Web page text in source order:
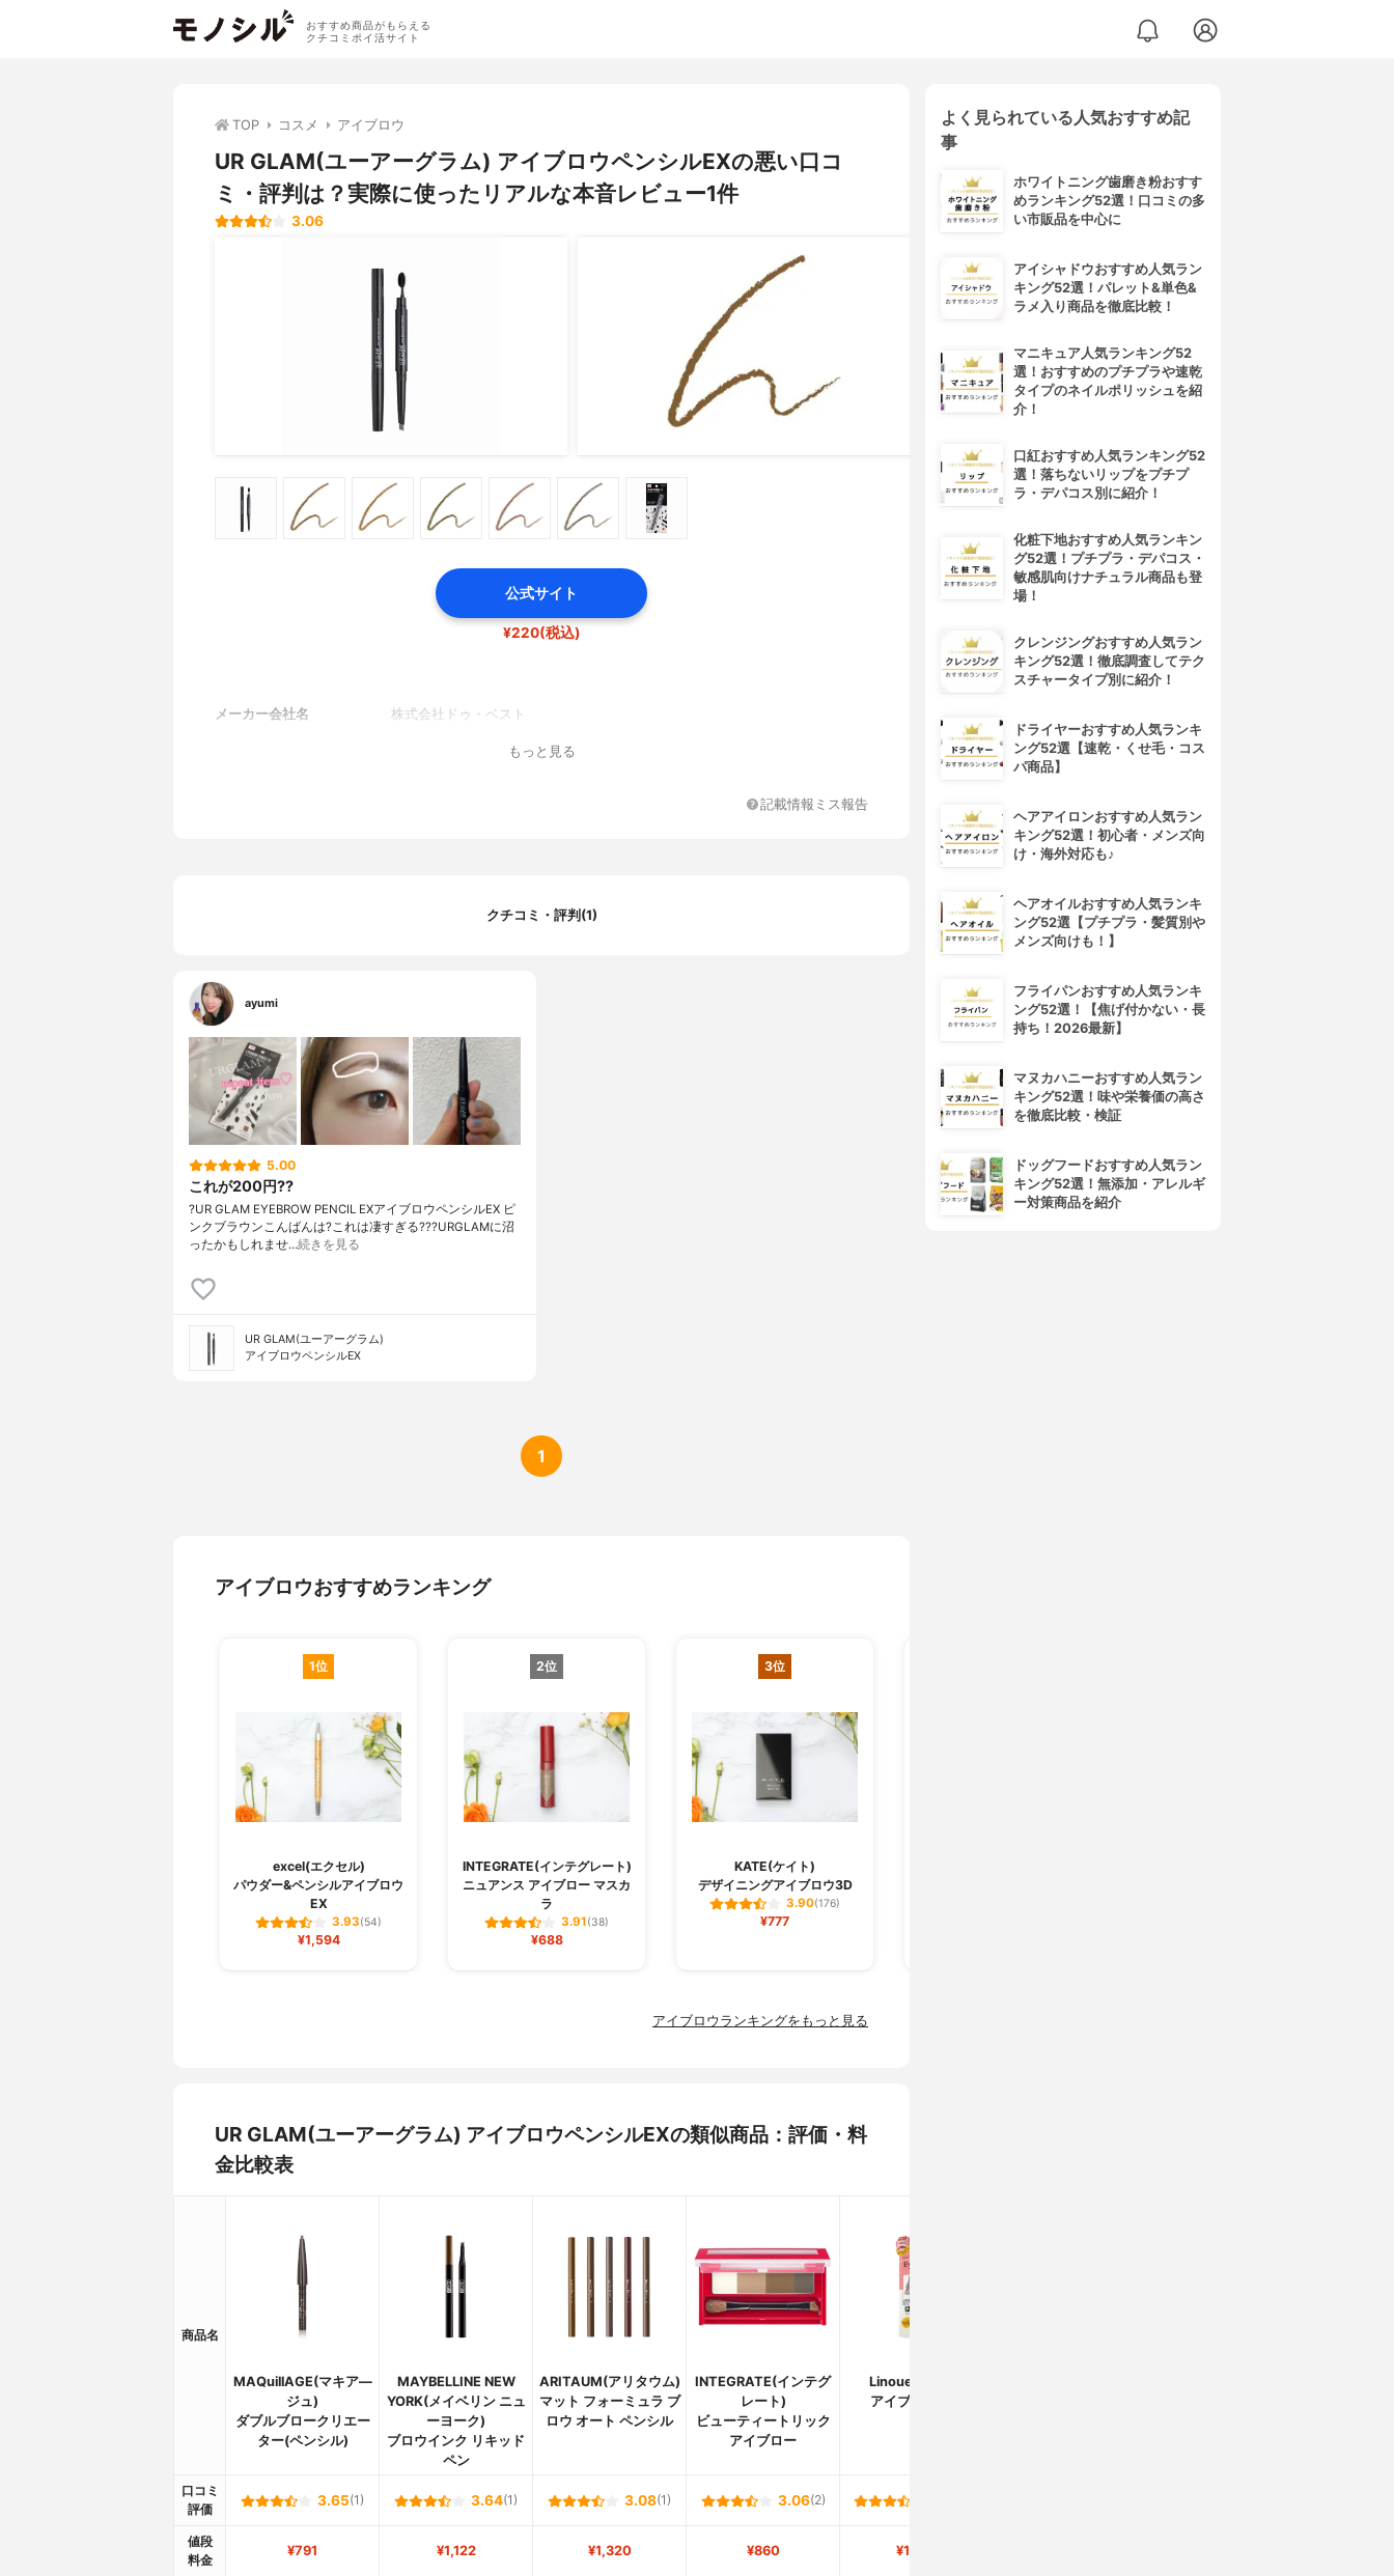
おすすめ商品がもらえる
クチコミポイ活サイト
TOP コスメ アイブロウ
UR GLAM(ユーアーグラム) アイブロウペンシルEXの悪い口コ
ミ・評判は？実際に使ったリアルな本音レビュー1件
3.06
公式サイト
¥220(税込)
メーカー会社名 株式会社ドゥ・ベスト
もっと見る
記載情報ミス報告
クチコミ・評判(1)
ayumi
5.00
これが200円??
?UR GLAM EYEBROW PENCIL EXアイブロウペンシルEX ピ
ンクブラウンこんばんは?これは凄すぎる???URGLAMに沼
ったかもしれませ…続きを見る
UR GLAM(ユーアーグラム)
アイブロウペンシルEX
1
アイブロウおすすめランキング
1位
excel(エクセル)
パウダー&ペンシルアイブロウ
EX
3.93(54)
¥1,594
2位
INTEGRATE(インテグレート)
ニュアンス アイブロー マスカ
ラ
3.91(38)
¥688
3位
KATE(ケイト)
デザイニングアイブロウ3D
3.90(176)
¥777
アイブロウランキングをもっと見る
UR GLAM(ユーアーグラム) アイブロウペンシルEXの類似商品：評価・料
金比較表
商品名
MAQuillAGE(マキア―
ジュ)
ダブルブロークリエー
ター(ペンシル)
MAYBELLINE NEW
YORK(メイベリン ニュ
ーヨーク)
ブロウインク リキッド
ペン
ARITAUM(アリタウム)
マット フォーミュラ ブ
ロウ オート ペンシル
INTEGRATE(インテグ
レート)
ビューティートリック
アイブロー
Linoue(リヌエ)
アイブロウL&P
口コミ
評価
3.65(1) 3.64(1) 3.08(1) 3.06(2)
値段
料金
¥791 ¥1,122 ¥1,320 ¥860 ¥1,100
よく見られている人気おすすめ記
事
ホワイトニング歯磨き粉おすす
めランキング52選！口コミの多
い市販品を中心に
アイシャドウおすすめ人気ラン
キング52選！パレット&単色&
ラメ入り商品を徹底比較！
マニキュア人気ランキング52
選！おすすめのプチプラや速乾
タイプのネイルポリッシュを紹
介！
口紅おすすめ人気ランキング52
選！落ちないリップをプチプ
ラ・デパコス別に紹介！
化粧下地おすすめ人気ランキン
グ52選！プチプラ・デパコス・
敏感肌向けナチュラル商品も登
場！
クレンジングおすすめ人気ラン
キング52選！徹底調査してテク
スチャータイプ別に紹介！
ドライヤーおすすめ人気ランキ
ング52選【速乾・くせ毛・コス
パ商品】
ヘアアイロンおすすめ人気ラン
キング52選！初心者・メンズ向
け・海外対応も♪
ヘアオイルおすすめ人気ランキ
ング52選【プチプラ・髪質別や
メンズ向けも！】
フライパンおすすめ人気ランキ
ング52選！【焦げ付かない・長
持ち！2026最新】
マヌカハニーおすすめ人気ラン
キング52選！味や栄養価の高さ
を徹底比較・検証
ドッグフードおすすめ人気ラン
キング52選！無添加・アレルギ
ー対策商品を紹介